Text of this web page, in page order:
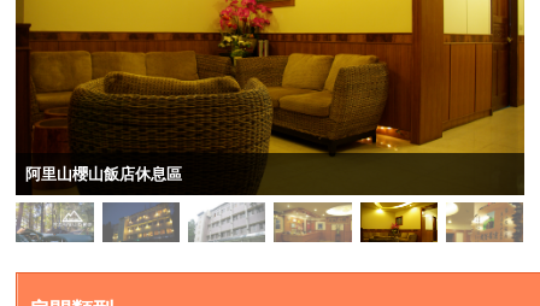
阿里山櫻山飯店休息區